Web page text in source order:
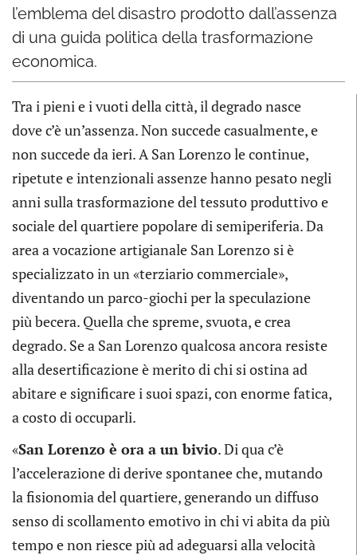
l’emblema del disastro prodotto dall’assenza
di una guida politica della trasformazione
economica.
Tra i pieni e i vuoti della città, il degrado nasce
dove c’è un’assenza. Non succede casualmente, e
non succede da ieri. A San Lorenzo le continue,
ripetute e intenzionali assenze hanno pesato negli
anni sulla trasformazione del tessuto produttivo e
sociale del quartiere popolare di semiperiferia. Da
area a vocazione artigianale San Lorenzo si è
specializzato in un «terziario commerciale»,
diventando un parco-giochi per la speculazione
più becera. Quella che spreme, svuota, e crea
degrado. Se a San Lorenzo qualcosa ancora resiste
alla desertificazione è merito di chi si ostina ad
abitare e significare i suoi spazi, con enorme fatica,
a costo di occuparli.
«San Lorenzo è ora a un bivio. Di qua c’è
l’accelerazione di derive spontanee che, mutando
la fisionomia del quartiere, generando un diffuso
senso di scollamento emotivo in chi vi abita da più
tempo e non riesce più ad adeguarsi alla velocità